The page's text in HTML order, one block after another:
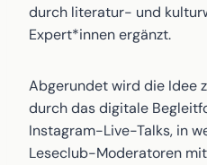
durch literatur- und
Expert*innen ergänzt.
Abgerundet wird die Idee
durch das digitale
Instagram-Live-Talks, in
Leseclub-Moderatoren